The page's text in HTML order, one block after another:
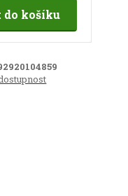
do košíku